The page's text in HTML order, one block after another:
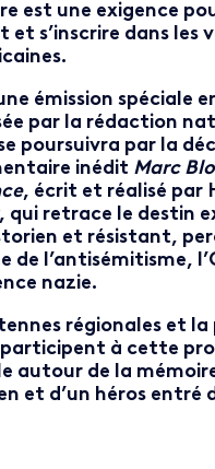
est une exigence
et s’inscrire dans les
émission spéciale
par la rédaction
poursuivra par la
inédit Marc
, écrit et réalisé par
qui retrace le destin
et résistant,
de l’antisémitisme,
nazie.
régionales et
participent à cette
autour de la
et d’un héros entré